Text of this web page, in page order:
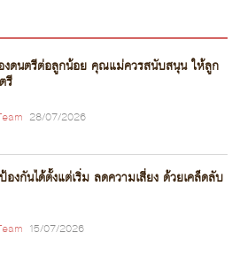
งดนตรีต่อลูกน้อย คุณแม่ควรสนับสนุน ให้ลูก
รี
28/07/2026
งกันได้ตั้งแต่เริ่ม ลดความเสี่ยง ด้วยเคล็ดลับ
15/07/2026